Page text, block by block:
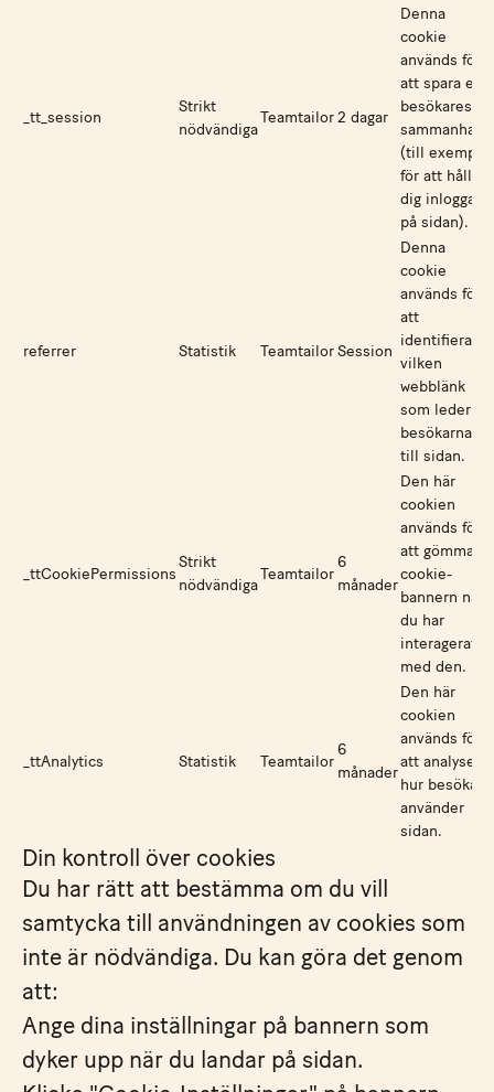
_tt_session
Strikt
nödvändiga
Teamtailor2 dagar
Denna
cookie
används för
att spara en
besökares
sammanhang
(till exempel
för att hålla
dig inloggad
på sidan).
referrer Statistik TeamtailorSession
Denna
cookie
används för
att
identifiera
vilken
webblänk
som leder
besökarna
till sidan.
_ttCookiePermissions
Strikt
nödvändiga
Teamtailor
6
månader
Den här
cookien
används för
att gömma
cookie-
bannern när
du har
interagerat
med den.
_ttAnalytics Statistik Teamtailor
6
månader
Den här
cookien
används för
att analysera
hur besökare
använder
sidan.
Din kontroll över cookies
Du har rätt att bestämma om du vill
samtycka till användningen av cookies som
inte är nödvändiga. Du kan göra det genom
att:
Ange dina inställningar på bannern som
dyker upp när du landar på sidan.